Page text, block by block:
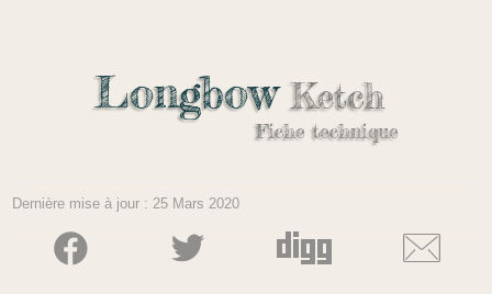
LongbowKetch
Fiche technique
Dernière mise à jour : 25 Mars 2020